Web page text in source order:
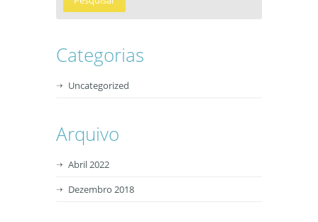
Categorias
Uncategorized
Arquivo
Abril 2022
Dezembro 2018